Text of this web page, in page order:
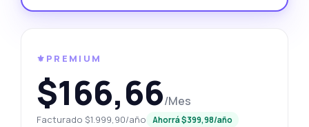
⚜️PREMIUM
$166,66/Mes
Facturado $1.999,90/año Ahorrá $399,98/año